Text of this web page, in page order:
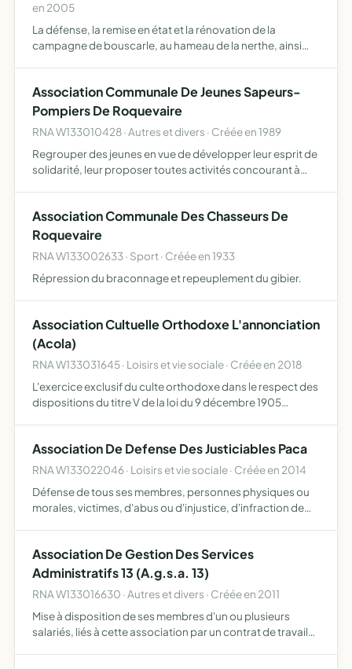
en 2005
La défense, la remise en état et la rénovation de la
campagne de bouscarle, au hameau de la nerthe, ainsi
Association Communale De Jeunes Sapeurs-
Pompiers De Roquevaire
RNA W133010428 · Autres et divers · Créée en 1989
Regrouper des jeunes en vue de développer leur esprit de
solidarité, leur proposer toutes activités concourant à
Association Communale Des Chasseurs De
Roquevaire
RNA W133002633 · Sport · Créée en 1933
Répression du braconnage et repeuplement du gibier.
Association Cultuelle Orthodoxe L'annonciation
(Acola)
RNA W133031645 · Loisirs et vie sociale · Créée en 2018
L'exercice exclusif du culte orthodoxe dans le respect des
dispositions du titre V de la loi du 9 décembre 1905
Association De Defense Des Justiciables Paca
RNA W133022046 · Loisirs et vie sociale · Créée en 2014
Défense de tous ses membres, personnes physiques ou
morales, victimes, d'abus ou d'injustice, d'infraction de
Association De Gestion Des Services
Administratifs 13 (A.g.s.a. 13)
RNA W133016630 · Autres et divers · Créée en 2011
Mise à disposition de ses membres d'un ou plusieurs
salariés, liés à cette association par un contrat de travail